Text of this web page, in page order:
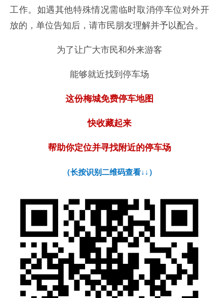
工作。如遇其他特殊情况需临时取消停车位对外开
放的，单位告知后，请市民朋友理解并予以配合。
为了让广大市民和外来游客
能够就近找到停车场
这份梅城免费停车地图
快收藏起来
帮助你定位并寻找附近的停车场
（长按识别二维码查看↓↓）